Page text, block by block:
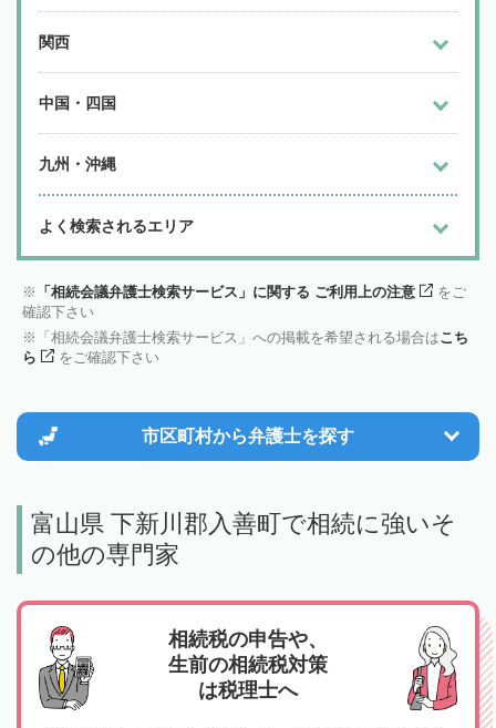
関西
中国・四国
九州・沖縄
よく検索されるエリア
「相続会議弁護士検索サービス」に関する ご利用上の注意
をご
確認下さい
「相続会議弁護士検索サービス」への掲載を希望される場合はこち
ら
をご確認下さい
市区町村から弁護士を探す
富山県 下新川郡入善町で相続に強いそ
の他の専門家
相続税の申告や、
生前の相続税対策
は税理士へ